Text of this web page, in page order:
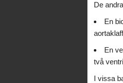
De
En
En
två
I vissa